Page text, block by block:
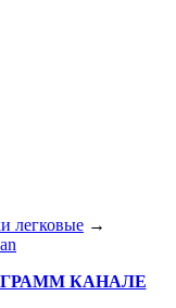
легковые →
КАНАЛЕ